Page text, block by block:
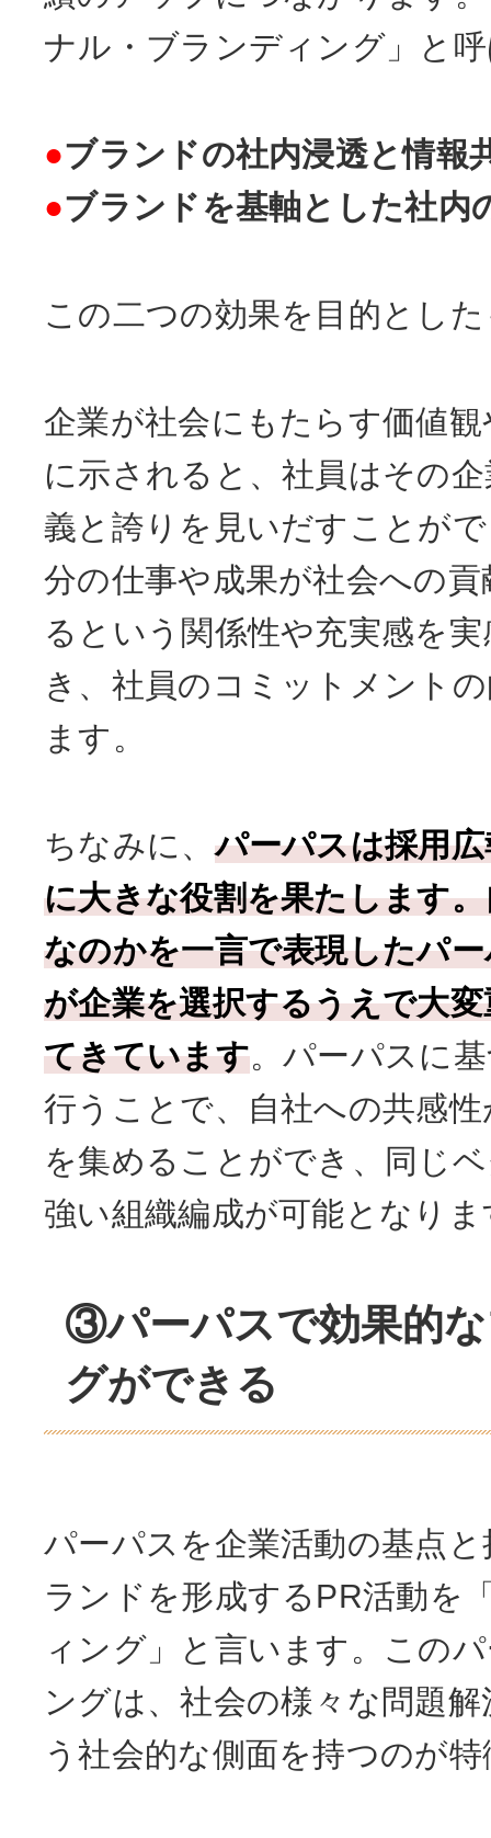
ナル・ブランディング」と
●ブランドの社内浸透と情報
●ブランドを基軸とした社内
この二つの効果を目的とし
企業が社会にもたらす価値
に示されると、社員はその
義と誇りを見いだすことが
分の仕事や成果が社会への
るという関係性や充実感を
き、社員のコミットメント
ます。
ちなみに、パーパスは採用
に大きな役割を果たします
なのかを一言で表現したパ
が企業を選択するうえで大
てきています。パーパスに
行うことで、自社への共感
を集めることができ、同じ
強い組織編成が可能となりま
③パーパスで効果的
グができる
パーパスを企業活動の基点
ランドを形成するPR活動を
ィング」と言います。この
ングは、社会の様々な問題
う社会的な側面を持つのが